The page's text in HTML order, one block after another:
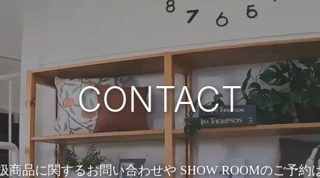
CONTACT
商品に関するお問い合わせや SHOW ROOMのご予約